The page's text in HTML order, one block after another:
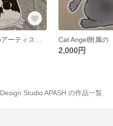
2,000円
Design Studio APASH の作品一覧